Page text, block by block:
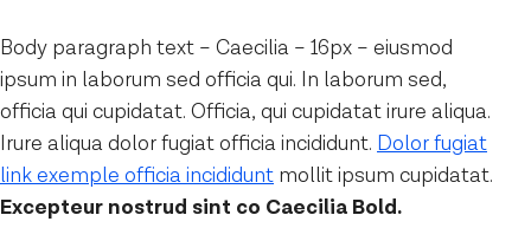
Body paragraph text – Caecilia – 16px – eiusmod
ipsum in laborum sed officia qui. In laborum sed,
officia qui cupidatat. Officia, qui cupidatat irure aliqua.
Irure aliqua dolor fugiat officia incididunt. Dolor fugiat
link exemple officia incididunt mollit ipsum cupidatat.
Excepteur nostrud sint co Caecilia Bold.